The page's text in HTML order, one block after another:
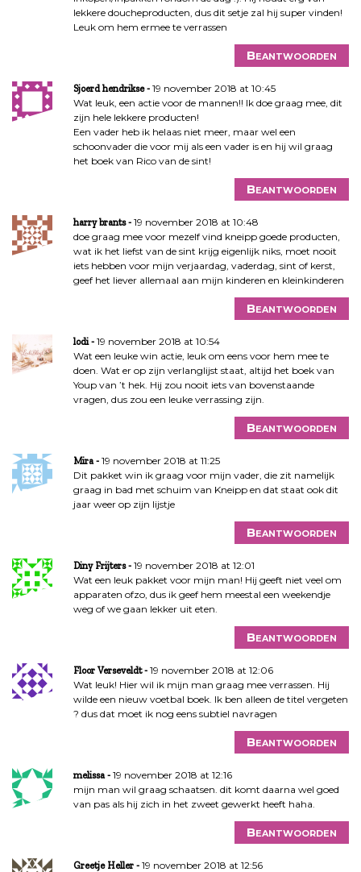
lekkere doucheproducten, dus dit setje zal hij super vinden!
Leuk om hem ermee te verrassen
Beantwoorden
Sjoerd hendrikse
19 november 2018 at 10:45
Wat leuk, een actie voor de mannen!! Ik doe graag mee, dit
zijn hele lekkere producten!
Een vader heb ik helaas niet meer, maar wel een
schoonvader die voor mij als een vader is en hij wil graag
het boek van Rico van de sint!
Beantwoorden
harry brants
19 november 2018 at 10:48
doe graag mee voor mezelf vind kneipp goede producten,
wat ik het liefst van de sint krijg eigenlijk niks, moet nooit
iets hebben voor mijn verjaardag, vaderdag, sint of kerst,
geef het liever allemaal aan mijn kinderen en kleinkinderen
Beantwoorden
lodi
19 november 2018 at 10:54
Wat een leuke win actie, leuk om eens voor hem mee te
doen. Wat er op zijn verlanglijst staat, altijd het boek van
Youp van ’t hek. Hij zou nooit iets van bovenstaande
vragen, dus zou een leuke verrassing zijn.
Beantwoorden
Mira
19 november 2018 at 11:25
Dit pakket win ik graag voor mijn vader, die zit namelijk
graag in bad met schuim van Kneipp en dat staat ook dit
jaar weer op zijn lijstje
Beantwoorden
Diny Frijters
19 november 2018 at 12:01
Wat een leuk pakket voor mijn man! Hij geeft niet veel om
apparaten ofzo, dus ik geef hem meestal een weekendje
weg of we gaan lekker uit eten.
Beantwoorden
Floor Verseveldt
19 november 2018 at 12:06
Wat leuk! Hier wil ik mijn man graag mee verrassen. Hij
wilde een nieuw voetbal boek. Ik ben alleen de titel vergeten
? dus dat moet ik nog eens subtiel navragen
Beantwoorden
melissa
19 november 2018 at 12:16
mijn man wil graag schaatsen. dit komt daarna wel goed
van pas als hij zich in het zweet gewerkt heeft haha.
Beantwoorden
Greetje Heller
19 november 2018 at 12:56